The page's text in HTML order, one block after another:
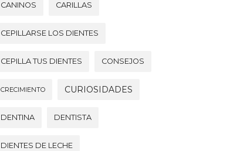
CANINOS CARILLAS
CEPILLARSE LOS DIENTES
CEPILLA TUS DIENTES CONSEJOS
CRECIMIENTO CURIOSIDADES
DENTINA DENTISTA
DIENTES DE LECHE